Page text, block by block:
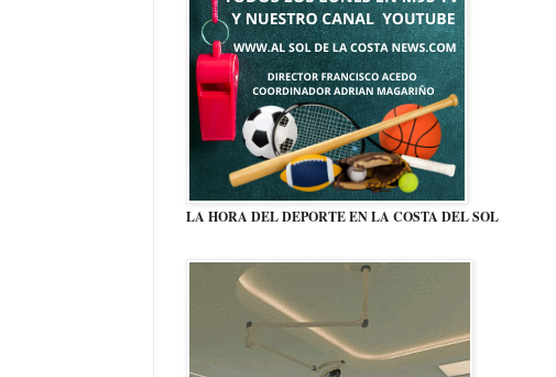
LA HORA DEL DEPORTE EN LA COSTA DEL SOL